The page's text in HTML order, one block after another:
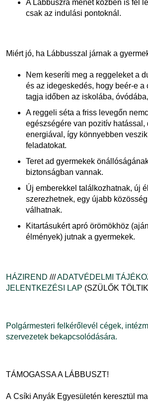
A Lábbuszra menet közben is fel
csak az indulási pontoknál.
Miért jó, ha Lábbusszal járnak a
Nem keseríti meg a reggeleket a
és az idegeskedés, hogy beér-e a
tagja időben az iskolába,
A reggeli séta a friss levegőn
egészségére van pozitív hatással,
energiával, így könnyebben
feladatokat.
Teret ad gyermekek
biztonságban vannak.
Új emberekkel találkozhatnak, új
szerezhetnek, egy újabb
válhatnak.
Kitartásukért apró örömökhöz
élmények) jutnak a gyermekek.
HÁZIREND ///ADATVÉDELMI
JELENTKEZÉSI LAP (SZÜLŐK
Polgármesteri felkérőlevél cégek,
szervezetek bekapcsolódására.
TÁMOGASSA A LÁBBUSZT!
A Csíki Anyák Egyesületén keresztül